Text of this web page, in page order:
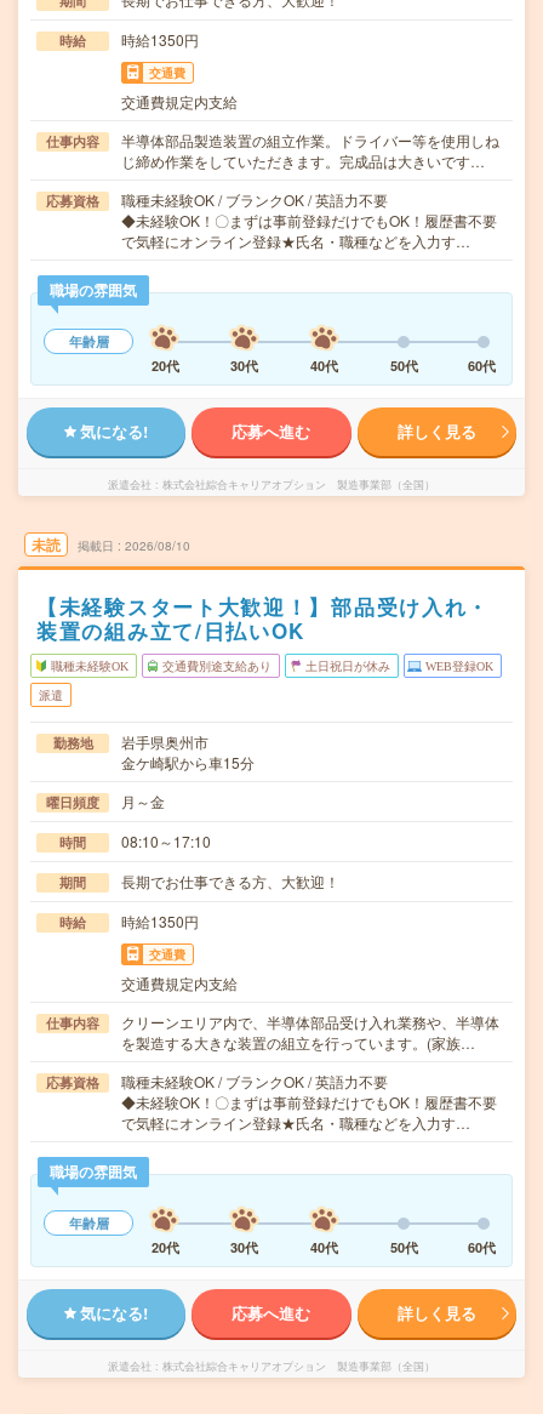
時給 時給1350円
交通費
交通費規定内支給
仕事内容
半導体部品製造装置の組立作業。ドライバー等を使用しね
じ締め作業をしていただきます。完成品は大きいです…
応募資格
職種未経験OK / ブランクOK / 英語力不要
◆未経験OK！〇まずは事前登録だけでもOK！履歴書不要
で気軽にオンライン登録★氏名・職種などを入力す…
職場の雰囲気
年齢層
20代
30代 40代 50代 60代
気になる! 応募へ進む 詳しく見る
派遣会社 株式会社綜合キャリアオプション 製造事業部（全国）
未読 掲載日 2026/08/10
【未経験スタート大歓迎！】部品受け入れ・
装置の組み立て/日払いOK
職種未経験OK 交通費別途支給あり 土日祝日が休み WEB登録OK
派遣
勤務地
岩手県奥州市
金ケ崎駅から車15分
曜日頻度 月～金
時間 08:10～17:10
期間 長期でお仕事できる方、大歓迎！
時給 時給1350円
交通費
交通費規定内支給
仕事内容
クリーンエリア内で、半導体部品受け入れ業務や、半導体
を製造する大きな装置の組立を行っています。(家族…
応募資格
職種未経験OK / ブランクOK / 英語力不要
◆未経験OK！〇まずは事前登録だけでもOK！履歴書不要
で気軽にオンライン登録★氏名・職種などを入力す…
職場の雰囲気
年齢層
20代
30代 40代 50代 60代
気になる! 応募へ進む 詳しく見る
派遣会社 株式会社綜合キャリアオプション 製造事業部（全国）